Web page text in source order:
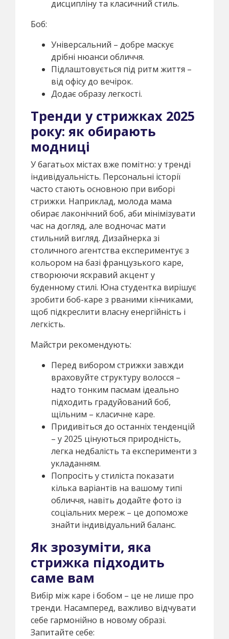
дисципліну та класичний стиль.
Боб:
Універсальний – добре маскує
дрібні нюанси обличчя.
Підлаштовується під ритм життя –
від офісу до вечірок.
Додає образу легкості.
Тренди у стрижках 2025
року: як обирають
модниці
У багатьох містах вже помітно: у тренді
індивідуальність. Персональні історії
часто стають основною при виборі
стрижки. Наприклад, молода мама
обирає лаконічний боб, аби мінімізувати
час на догляд, але водночас мати
стильний вигляд. Дизайнерка зі
столичного агентства експериментує з
кольором на базі французького каре,
створюючи яскравий акцент у
буденному стилі. Юна студентка вирішує
зробити боб-каре з рваними кінчиками,
щоб підкреслити власну енергійність і
легкість.
Майстри рекомендують:
Перед вибором стрижки завжди
враховуйте структуру волосся –
надто тонким пасмам ідеально
підходить градуйований боб,
щільним – класичне каре.
Придивіться до останніх тенденцій
– у 2025 цінуються природність,
легка недбалість та експерименти з
укладанням.
Попросіть у стиліста показати
кілька варіантів на вашому типі
обличчя, навіть додайте фото із
соціальних мереж – це допоможе
знайти індивідуальний баланс.
Як зрозуміти, яка
стрижка підходить
саме вам
Вибір між каре і бобом – це не лише про
тренди. Насамперед, важливо відчувати
себе гармонійно в новому образі.
Запитайте себе: